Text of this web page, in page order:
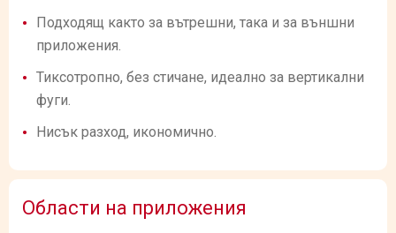
Подходящ както за вътрешни, така и за външни
приложения.
Тиксотропно, без стичане, идеално за вертикални
фуги.
Нисък разход, икономично.
Области на приложения